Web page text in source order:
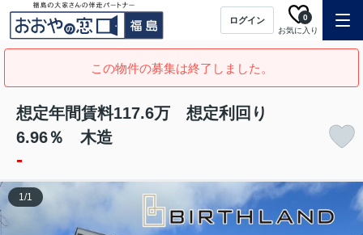
ログイン
お気に入り
0
この物件の募集は終了しました。
想定年間賃料117.6万 想定利回り
6.96％ 木造
-
1/1